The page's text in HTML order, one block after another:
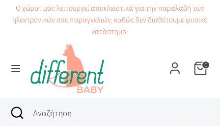
Μετάβαση
Ο χώρος μας λειτουργεί αποκλειστικά για την παραλαβή των
ηλεκτρονικών σας παραγγελιών, καθώς δεν διαθέτουμε φυσικό
κατάστημα.
0
Αναζήτηση
ΑναζήτησηΑναζήτηση
Κλείσιμο
αναζήτησης